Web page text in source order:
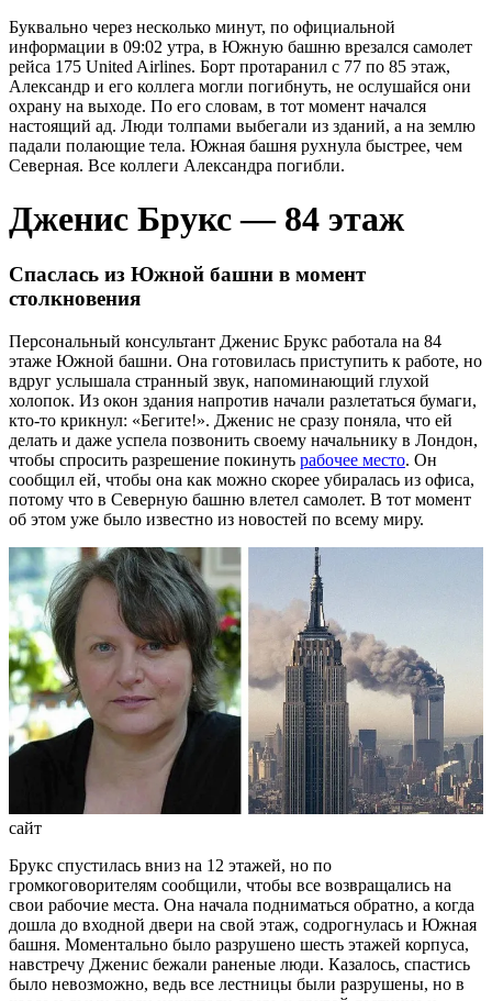
Буквально через несколько минут, по официальной
информации в 09:02 утра, в Южную башню врезался самолет
рейса 175 United Airlines. Борт протаранил с 77 по 85 этаж,
Александр и его коллега могли погибнуть, не ослушайся они
охрану на выходе. По его словам, в тот момент начался
настоящий ад. Люди толпами выбегали из зданий, а на землю
падали полающие тела. Южная башня рухнула быстрее, чем
Северная. Все коллеги Александра погибли.
Дженис Брукс — 84 этаж
Спаслась из Южной башни в момент
столкновения
Персональный консультант Дженис Брукс работала на 84
этаже Южной башни. Она готовилась приступить к работе, но
вдруг услышала странный звук, напоминающий глухой
холопок. Из окон здания напротив начали разлетаться бумаги,
кто-то крикнул: «Бегите!». Дженис не сразу поняла, что ей
делать и даже успела позвонить своему начальнику в Лондон,
чтобы спросить разрешение покинуть рабочее место. Он
сообщил ей, чтобы она как можно скорее убиралась из офиса,
потому что в Северную башню влетел самолет. В тот момент
об этом уже было известно из новостей по всему миру.
сайт
Брукс спустилась вниз на 12 этажей, но по
громкоговорителям сообщили, чтобы все возвращались на
свои рабочие места. Она начала подниматься обратно, а когда
дошла до входной двери на свой этаж, содрогнулась и Южная
башня. Моментально было разрушено шесть этажей корпуса,
навстречу Дженис бежали раненые люди. Казалось, спастись
было невозможно, ведь все лестницы были разрушены, но в